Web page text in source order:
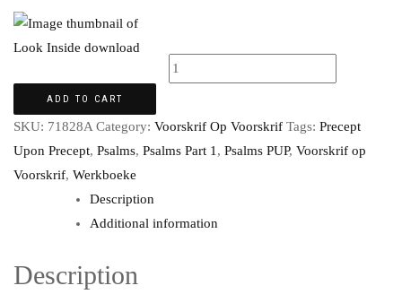
ADD TO CART
SKU: 71828A Category: Voorskrif Op Voorskrif Tags: Precept
Upon Precept, Psalms, Psalms Part 1 , Psalms PUP, Voorskrif op
Voorskrif, Werkboeke
Description
Additional information
Description